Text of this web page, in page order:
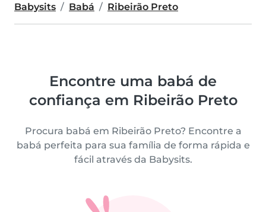
Babysits Babá Ribeirão Preto
Encontre uma babá de
confiança em Ribeirão Preto
Procura babá em Ribeirão Preto? Encontre a
babá perfeita para sua família de forma rápida e
fácil através da Babysits.